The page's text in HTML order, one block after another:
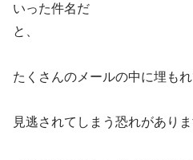
いった件名だ
と、
たくさんのメールの中に埋もれ
見逃されてしまう恐れがありま